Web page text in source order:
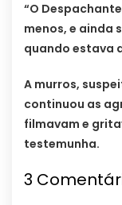
“O
menos, e ainda
quando estava
A murros,
continuou as
filmavam e
testemunha.
3